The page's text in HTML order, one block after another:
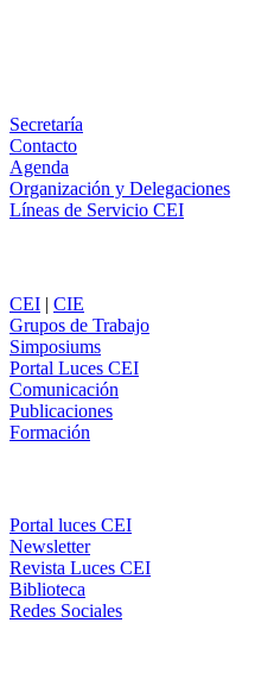
Secretaría
Contacto
Agenda
Organización y Delegaciones
Líneas de Servicio CEI
CEI | CIE
Grupos de Trabajo
Simposiums
Portal Luces CEI
Comunicación
Publicaciones
Formación
Portal luces CEI
Newsletter
Revista Luces CEI
Biblioteca
Redes Sociales